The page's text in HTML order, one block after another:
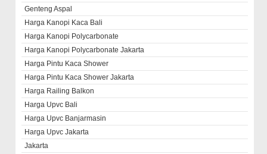
Genteng Aspal
Harga Kanopi Kaca Bali
Harga Kanopi Polycarbonate
Harga Kanopi Polycarbonate Jakarta
Harga Pintu Kaca Shower
Harga Pintu Kaca Shower Jakarta
Harga Railing Balkon
Harga Upvc Bali
Harga Upvc Banjarmasin
Harga Upvc Jakarta
Jakarta